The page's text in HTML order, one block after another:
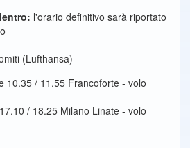
l'orario definitivo sarà riportato
(Lufthansa)
10.35 / 11.55 Francoforte - volo
/ 18.25 Milano Linate - volo